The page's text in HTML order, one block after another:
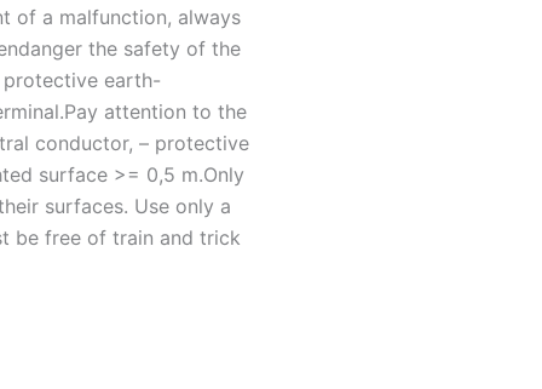
of a malfunction, always
the safety of the
protective earth-
attention to the
conductor, – protective
surface >= 0,5 m.Only
surfaces. Use only a
be free of train and trick